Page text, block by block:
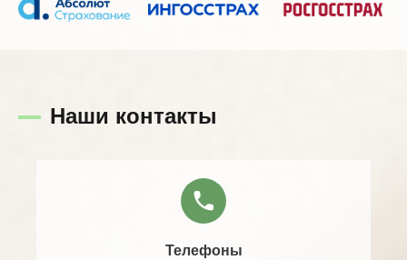
Наши контакты
Телефоны